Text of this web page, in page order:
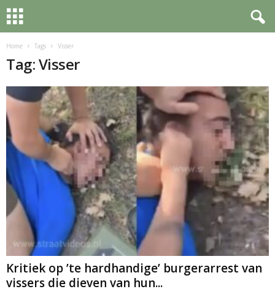
Home Tags Visser
Tag: Visser
Kritiek op ’te hardhandige’ burgerarrest van
vissers die dieven van hun...